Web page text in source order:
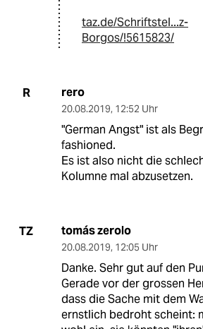
taz.de/Schriftstel...z-
Borgos/!5615823/
R rero
20.08.2019, 12:52 Uhr
"German Angst" ist als
fashioned.
Es ist also nicht die
Kolumne mal abzusetzen.
TZ tomás zerolo
20.08.2019, 12:05 Uhr
Danke. Sehr gut auf den
Gerade vor der grossen
dass die Sache mit dem
ernstlich bedroht scheint: